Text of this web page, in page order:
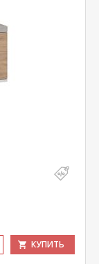
КУПИТЬ